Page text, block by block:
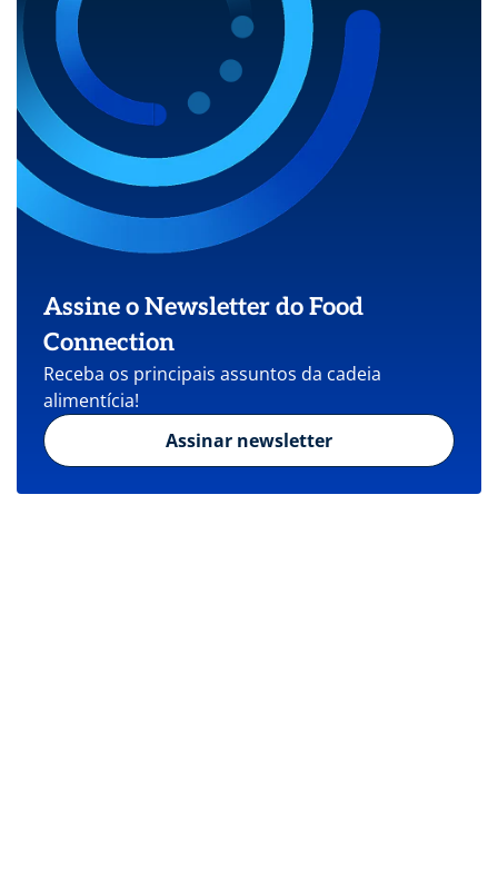
Assine o Newsletter do Food
Connection
Receba os principais assuntos da cadeia
alimentícia!
Assinar newsletter